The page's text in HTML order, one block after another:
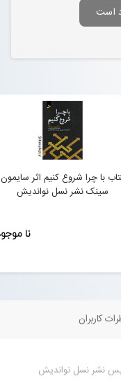
است
با چرا شروع کنیم اثر سایمون
سینک نشر نسل نواندیش
نا
کاربران
نشر نسل نواندیش